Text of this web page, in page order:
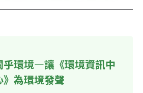
乎環境—讓《環境資訊中
》為環境發聲